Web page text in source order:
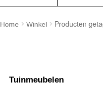
Home Winkel Producten
Tuinmeubelen